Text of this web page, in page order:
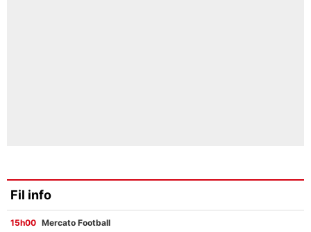
Fil info
15h00 Mercato Football